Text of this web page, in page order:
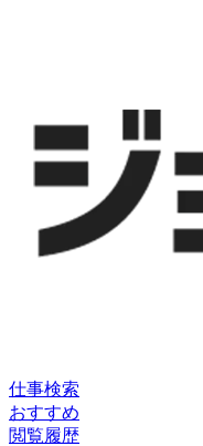
仕事検索
おすすめ
閲覧履歴